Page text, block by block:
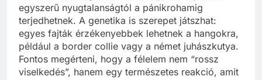
egyszerű nyugtalanságtól a pánikrohamig
terjedhetnek. A genetika is szerepet játszhat:
egyes fajták érzékenyebbek lehetnek a hangokra,
például a border collie vagy a német juhászkutya.
Fontos megérteni, hogy a félelem nem “rossz
viselkedés”, hanem egy természetes reakció, amit